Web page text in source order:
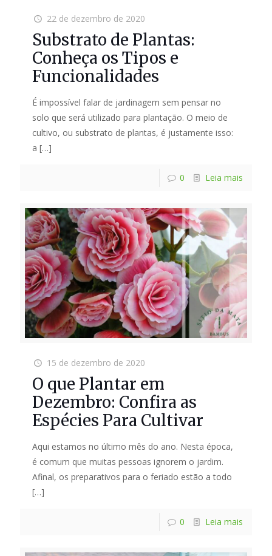
22 de dezembro de 2020
Substrato de Plantas:
Conheça os Tipos e
Funcionalidades
É impossível falar de jardinagem sem pensar no
solo que será utilizado para plantação. O meio de
cultivo, ou substrato de plantas, é justamente isso:
a […]
0 Leia mais
15 de dezembro de 2020
O que Plantar em
Dezembro: Confira as
Espécies Para Cultivar
Aqui estamos no último mês do ano. Nesta época,
é comum que muitas pessoas ignorem o jardim.
Afinal, os preparativos para o feriado estão a todo
[…]
0 Leia mais